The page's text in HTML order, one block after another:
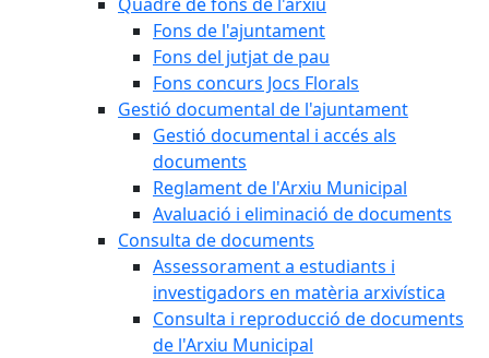
Fons de l'ajuntament
Fons del jutjat de pau
Fons concurs Jocs Florals
Gestió documental de l'ajuntament
Gestió documental i accés als
documents
Reglament de l'Arxiu Municipal
Avaluació i eliminació de documents
Consulta de documents
Assessorament a estudiants i
investigadors en matèria arxivística
Consulta i reproducció de documents
de l'Arxiu Municipal